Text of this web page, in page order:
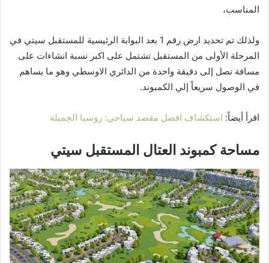
المناسب،
ولذلك تم تحديد ارض رقم 1 بعد البوابة الرئيسية للمستقبل سيتي ⁠في
المرحلة الأولى من المستقبل تشتمل على اكبر نسبة انشاءات على
مسافة تصل إلى دقيقة واحدة من الدائري الاوسطي وهو ما يساهم
في الوصول سريعاً إلي الكمبوند.
اقرأ أيضاً: استكشاف افضل مقصد سياحي: روسيا الجميلة
مساحة كمبوند العتال المستقبل سيتي